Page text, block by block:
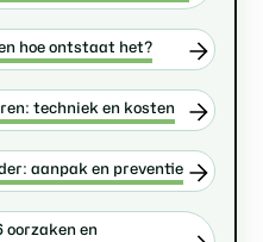
hoe ontstaat het?
techniek en kosten
aanpak en preventie
oorzaken en